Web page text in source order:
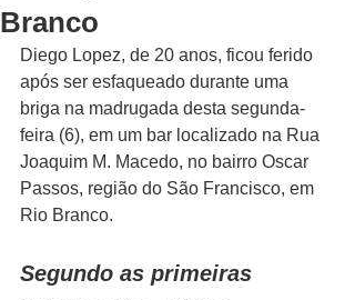
Branco
Diego Lopez, de 20 anos, ficou ferido
após ser esfaqueado durante uma
briga na madrugada desta segunda-
feira (6), em um bar localizado na Rua
Joaquim M. Macedo, no bairro Oscar
Passos, região do São Francisco, em
Rio Branco.
Segundo as primeiras